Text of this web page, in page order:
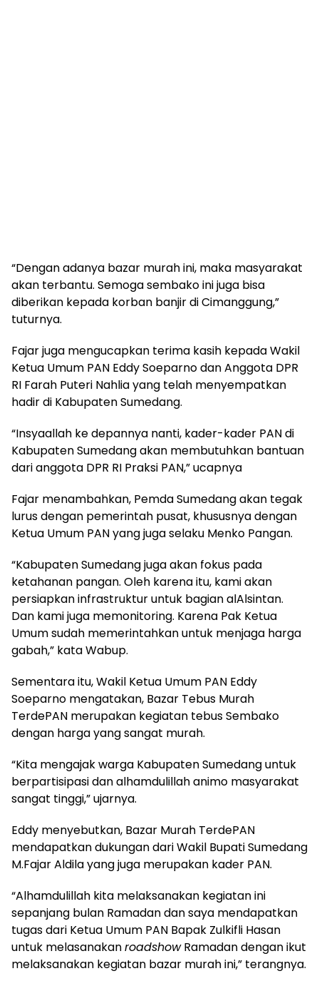
“Dengan adanya bazar murah ini, maka masyarakat
akan terbantu. Semoga sembako ini juga bisa
diberikan kepada korban banjir di Cimanggung,”
tuturnya.
Fajar juga mengucapkan terima kasih kepada Wakil
Ketua Umum PAN Eddy Soeparno dan Anggota DPR
RI Farah Puteri Nahlia yang telah menyempatkan
hadir di Kabupaten Sumedang.
“Insyaallah ke depannya nanti, kader-kader PAN di
Kabupaten Sumedang akan membutuhkan bantuan
dari anggota DPR RI Praksi PAN,” ucapnya
Fajar menambahkan, Pemda Sumedang akan tegak
lurus dengan pemerintah pusat, khususnya dengan
Ketua Umum PAN yang juga selaku Menko Pangan.
“Kabupaten Sumedang juga akan fokus pada
ketahanan pangan. Oleh karena itu, kami akan
persiapkan infrastruktur untuk bagian alAlsintan.
Dan kami juga memonitoring. Karena Pak Ketua
Umum sudah memerintahkan untuk menjaga harga
gabah,” kata Wabup.
Sementara itu, Wakil Ketua Umum PAN Eddy
Soeparno mengatakan, Bazar Tebus Murah
TerdePAN merupakan kegiatan tebus Sembako
dengan harga yang sangat murah.
“Kita mengajak warga Kabupaten Sumedang untuk
berpartisipasi dan alhamdulillah animo masyarakat
sangat tinggi,” ujarnya.
Eddy menyebutkan, Bazar Murah TerdePAN
mendapatkan dukungan dari Wakil Bupati Sumedang
M.Fajar Aldila yang juga merupakan kader PAN.
“Alhamdulillah kita melaksanakan kegiatan ini
sepanjang bulan Ramadan dan saya mendapatkan
tugas dari Ketua Umum PAN Bapak Zulkifli Hasan
untuk melasanakanroadshowRamadan dengan ikut
melaksanakan kegiatan bazar murah ini,” terangnya.